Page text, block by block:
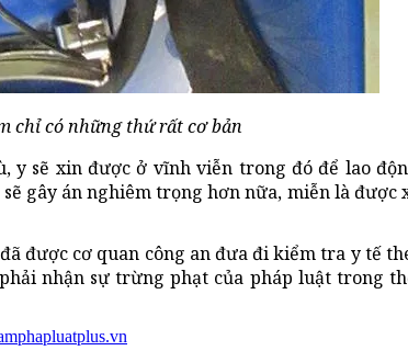
chỉ có những thứ rất cơ bản
y sẽ xin được ở vĩnh viễn trong đó để lao
gây án nghiêm trọng hơn nữa, miễn là được
được cơ quan công an đưa đi kiểm tra y tế
nhận sự trừng phạt của pháp luật trong
phapluatplus.vn